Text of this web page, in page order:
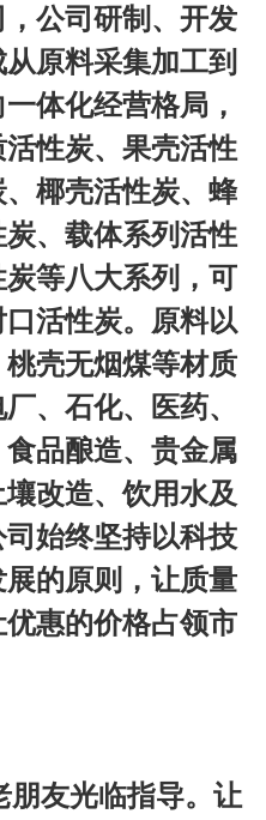
公司研制、开发
原料采集加工到
体化经营格局，
性炭、果壳活性
椰壳活性炭、蜂
、载体系列活性
等八大系列，可
活性炭。原料以
壳无烟煤等材质
、石化、医药、
品酿造、贵金属
改造、饮用水及
始终坚持以科技
的原则，让质量
惠的价格占领市
朋友光临指导。让